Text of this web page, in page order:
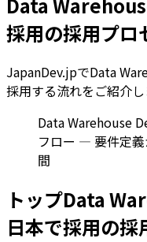
採用の採用プロ
JapanDev.jpでData
採用する流れをご紹介し
Data Warehouse
フロー — 要件定
間
トップData
日本で採用の採